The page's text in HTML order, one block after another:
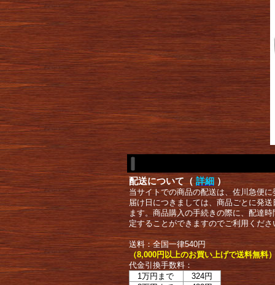
配送について（ 詳細 ）
当サイトでの商品の配送は、佐川急便
届け日につきましては、商品ごとに発
ます。商品購入の手続きの際に、配達
定することができますのでご利用くださ
送料：全国一律540円
（8,000円以上のお買い上げで送料無料
代金引換手数料：
1万円まで
324円